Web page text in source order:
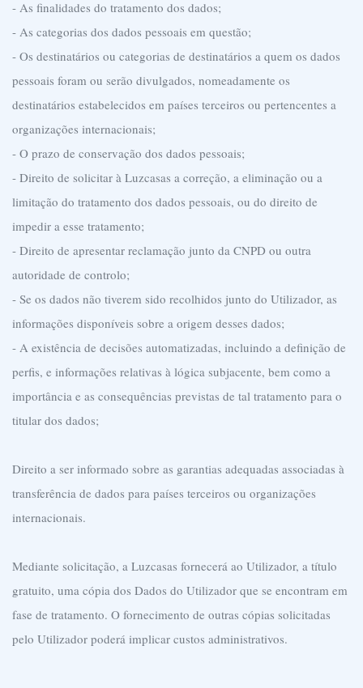
- As finalidades do tratamento dos dados;
- As categorias dos dados pessoais em questão;
- Os destinatários ou categorias de destinatários a quem os dados
pessoais foram ou serão divulgados, nomeadamente os
destinatários estabelecidos em países terceiros ou pertencentes a
organizações internacionais;
- O prazo de conservação dos dados pessoais;
- Direito de solicitar à Luzcasas a correção, a eliminação ou a
limitação do tratamento dos dados pessoais, ou do direito de
impedir a esse tratamento;
- Direito de apresentar reclamação junto da CNPD ou outra
autoridade de controlo;
- Se os dados não tiverem sido recolhidos junto do Utilizador, as
informações disponíveis sobre a origem desses dados;
- A existência de decisões automatizadas, incluindo a definição de
perfis, e informações relativas à lógica subjacente, bem como a
importância e as consequências previstas de tal tratamento para o
titular dos dados;
Direito a ser informado sobre as garantias adequadas associadas à
transferência de dados para países terceiros ou organizações
internacionais.
Mediante solicitação, a Luzcasas fornecerá ao Utilizador, a título
gratuito, uma cópia dos Dados do Utilizador que se encontram em
fase de tratamento. O fornecimento de outras cópias solicitadas
pelo Utilizador poderá implicar custos administrativos.